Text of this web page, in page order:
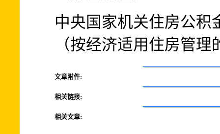
中央国家机关住房公积
（按经济适用住房管理
文章附件:
相关链接:
相关文章: